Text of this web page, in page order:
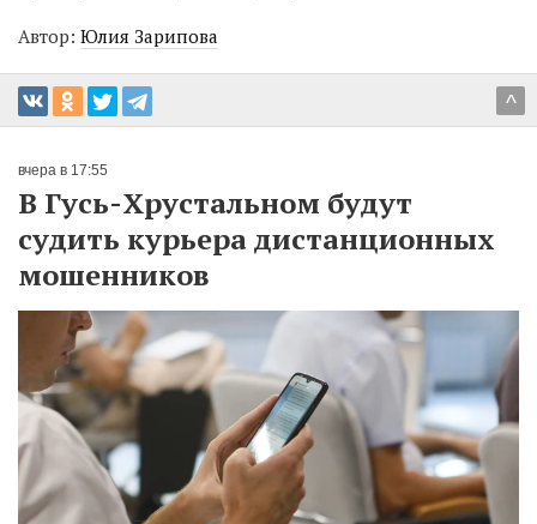
Автор: Юлия Зарипова
^
вчера в 17:55
В Гусь-Хрустальном будут
судить курьера дистанционных
мошенников